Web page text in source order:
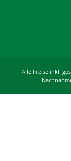
Alle Preise inkl.